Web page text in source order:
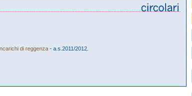
di reggenza - a.s.2011/2012.